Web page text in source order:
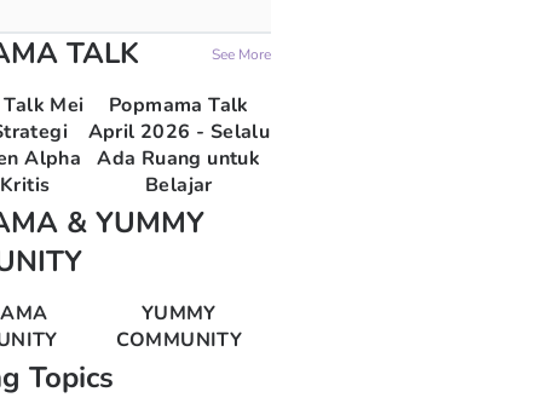
TALK See More
Mei
Alpha
Popmama Talk
April 2026 - Selalu
Ada Ruang untuk
Belajar
& YUMMY
YUMMY
COMMUNITY
Topics